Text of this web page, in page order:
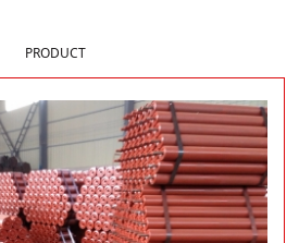
PRODUCT